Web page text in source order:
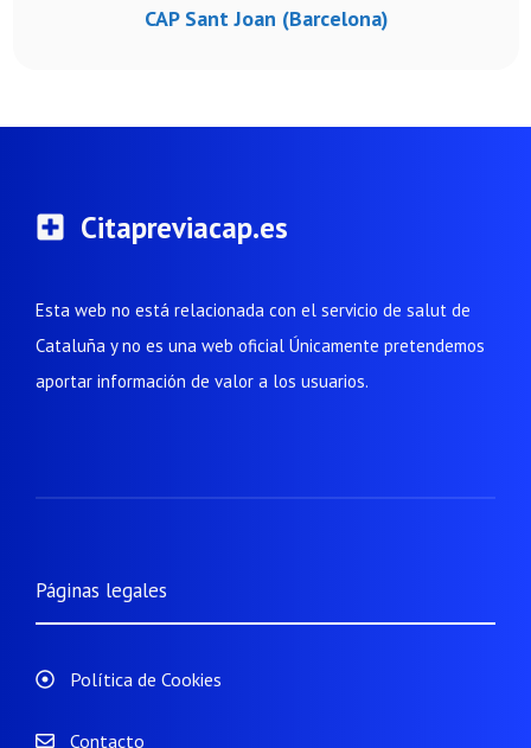
CAP Sant Joan (Barcelona)
Citapreviacap.es
Esta web no está relacionada con el servicio de salut de
Cataluña y no es una web oficial Únicamente pretendemos
aportar información de valor a los usuarios.
Páginas legales
Política de Cookies
Contacto